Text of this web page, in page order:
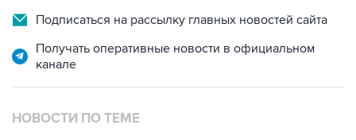
Подписаться на рассылку главных новостей сайта
Получать оперативные новости в официальном
канале
НОВОСТИ ПО ТЕМЕ